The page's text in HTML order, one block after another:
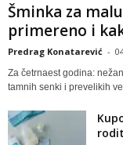
Šminka za
primereno i
Predrag Konatarević -
Za četrnaest godina:
tamnih senki i prevelikih